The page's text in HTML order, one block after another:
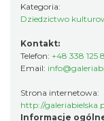
Kategoria:
Dziedzictwo
Kontakt:
Telefon: +48 338 125
Email:
Strona internetowa:
http://
Informacje